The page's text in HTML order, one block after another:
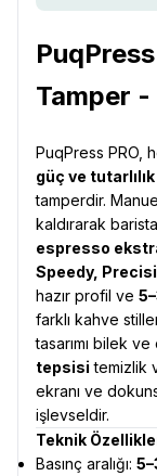
Tamper -
PuqPress PRO,
güç ve tutarlılık
tamperdir.
kaldırarak
espresso
Speedy,
hazır profil ve
farklı kahve
tasarımı bilek
tepsisi temizlik
ekranı ve
işlevseldir.
Teknik
Basınç aralığı: